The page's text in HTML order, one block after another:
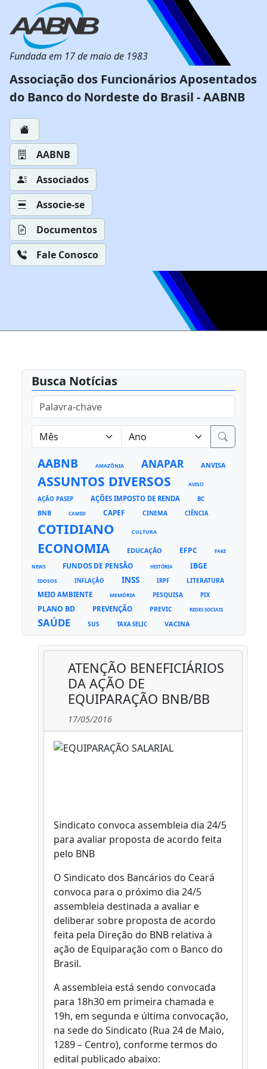
Fundada em 17 de maio de 1983
Associação dos Funcionários Aposentados
do Banco do Nordeste do Brasil - AABNB
AABNB
Associados
Associe-se
Documentos
Fale Conosco
Busca Notícias
AABNB AMAZÔNIA ANAPAR ANVISA
ASSUNTOS DIVERSOS AVISO
AÇÃO PASEP AÇÕES IMPOSTO DE RENDA BC
BNB CAMED CAPEF CINEMA CIÊNCIA
COTIDIANO CULTURA
ECONOMIA EDUCAÇÃO EFPC FAKE
NEWS FUNDOS DE PENSÃO HISTÓRIA IBGE
IDOSOS INFLAÇÃO INSS IRPF LITERATURA
MEIO AMBIENTE MEMÓRIA PESQUISA PIX
PLANO BD PREVENÇÃO PREVIC REDES SOCIAIS
SAÚDE SUS TAXA SELIC VACINA
ATENÇÃO BENEFICIÁRIOS
DA AÇÃO DE
EQUIPARAÇÃO BNB/BB
17/05/2016
Sindicato convoca assembleia dia 24/5
para avaliar proposta de acordo feita
pelo BNB
O Sindicato dos Bancários do Ceará
convoca para o próximo dia 24/5
assembleia destinada a avaliar e
deliberar sobre proposta de acordo
feita pela Direção do BNB relativa à
ação de Equiparação com o Banco do
Brasil.
A assembleia está sendo convocada
para 18h30 em primeira chamada e
19h, em segunda e última convocação,
na sede do Sindicato (Rua 24 de Maio,
1289 – Centro), conforme termos do
edital publicado abaixo: